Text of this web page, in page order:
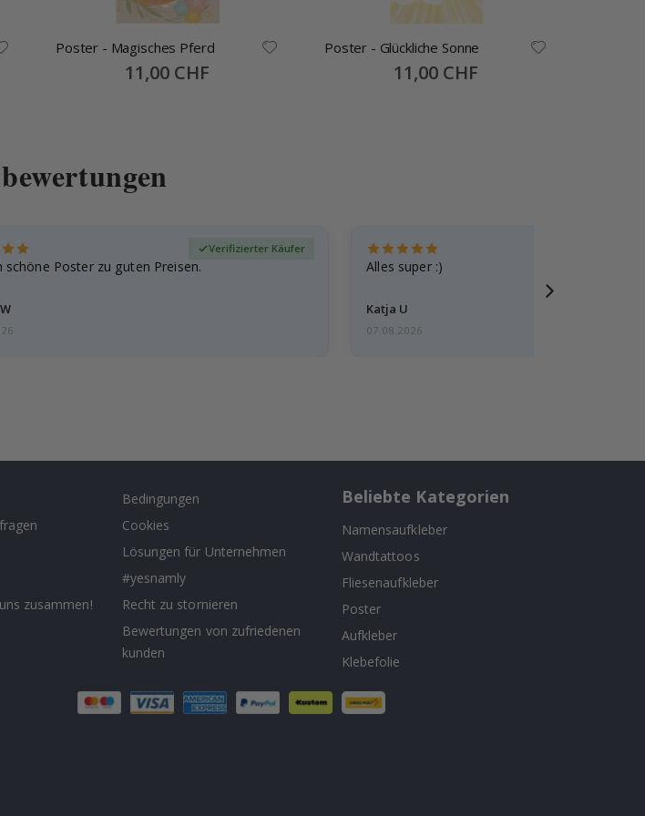
Poster - Magisches Pferd
Special
Price
11,00 CHF
Poster - Glückliche Sonne
Special
Price
11,00 CHF
schöne Poster zu guten Preisen.
Verifizierter Käufer
Alles super :)
Katja U
07.08.2026
zusammen!
Bedingungen
Cookies
Lösungen für Unternehmen
#yesnamly
Recht zu stornieren
Bewertungen von zufriedenen
kunden
Beliebte Kategorien
Namensaufkleber
Wandtattoos
Fliesenaufkleber
Poster
Aufkleber
Klebefolie